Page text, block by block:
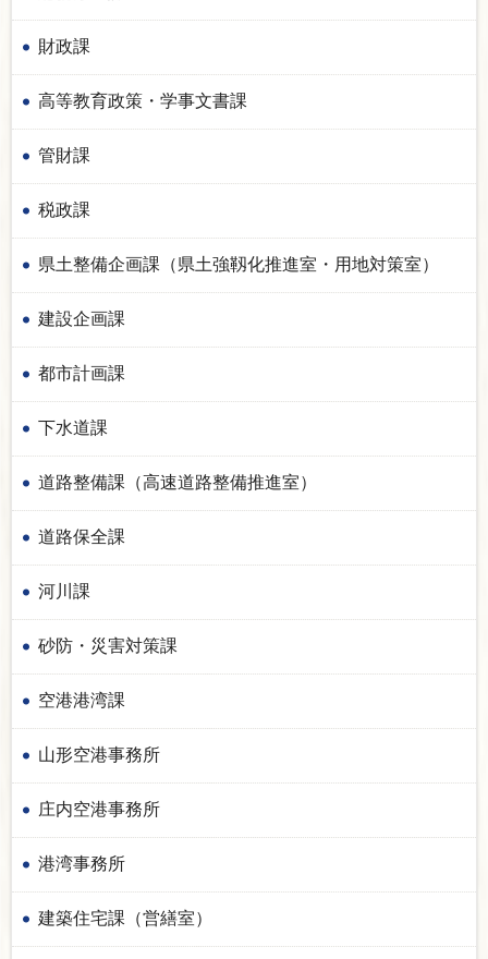
財政課
高等教育政策・学事文書課
管財課
税政課
県土整備企画課（県土強靱化推進室・用地対策室）
建設企画課
都市計画課
下水道課
道路整備課（高速道路整備推進室）
道路保全課
河川課
砂防・災害対策課
空港港湾課
山形空港事務所
庄内空港事務所
港湾事務所
建築住宅課（営繕室）